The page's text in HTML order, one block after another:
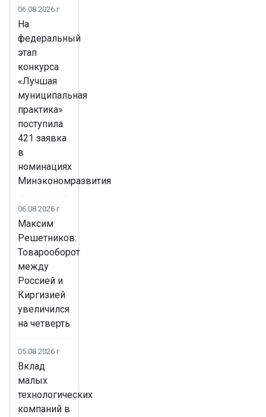
06.08.2026 г
На
федеральный
этап
конкурса
«Лучшая
муниципальная
практика»
поступила
421 заявка
в
номинациях
Минэкономразвития
06.08.2026 г
Максим
Решетников:
Товарооборот
между
Россией и
Киргизией
увеличился
на четверть
05.08.2026 г
Вклад
малых
технологических
компаний в